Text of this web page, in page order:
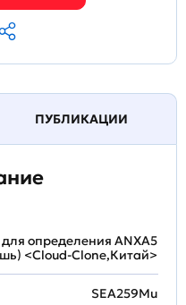
ПУБЛИКАЦИИ
определения ANXA5
<Cloud-Clone,Китай>
SEA259Mu